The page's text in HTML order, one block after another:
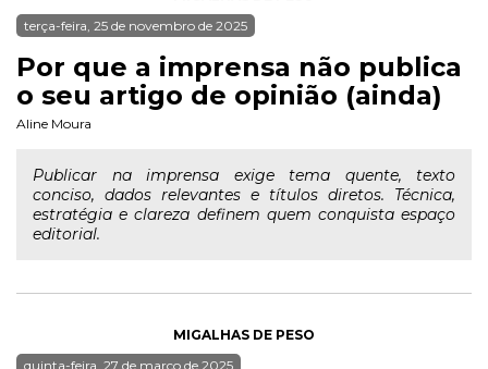
terça-feira, 25 de novembro de 2025
Por que a imprensa não publica
o seu artigo de opinião (ainda)
Aline Moura
Publicar na imprensa exige tema quente, texto
conciso, dados relevantes e títulos diretos. Técnica,
estratégia e clareza definem quem conquista espaço
editorial.
MIGALHAS DE PESO
quinta-feira, 27 de março de 2025